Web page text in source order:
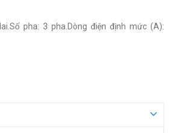
pha: 3 pha.Dòng điện định mức (A):